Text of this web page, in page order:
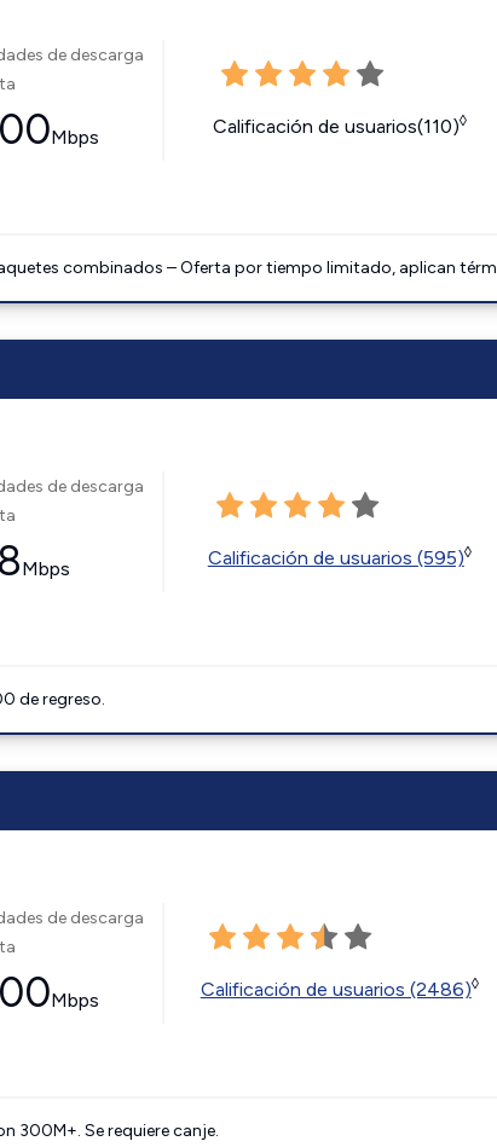
de descarga
Mbps Calificación de usuarios(110)◊
combinados – Oferta por tiempo limitado, aplican
de descarga
Mbps Calificación de usuarios (595)◊
de regreso.
de descarga
Mbps Calificación de usuarios (2486)◊
300M+. Se requiere canje.